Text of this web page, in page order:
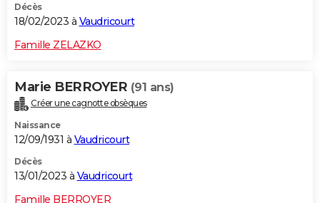
Décès
18/02/2023 à Vaudricourt
Famille ZELAZKO
Marie BERROYER (91 ans)
Créer une cagnotte obsèques
Naissance
12/09/1931 à Vaudricourt
Décès
13/01/2023 à Vaudricourt
Famille BERROYER